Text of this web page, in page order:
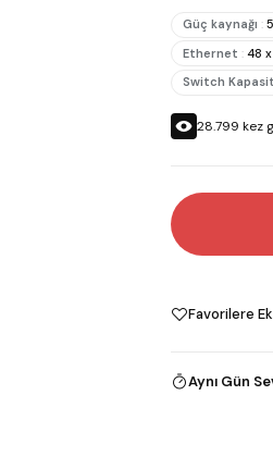
Güç kaynağı :
Ethernet : 48
Switch
28.799 kez
Favorilere
Aynı Gün